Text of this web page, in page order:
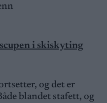
i skiskyting
og det er
blandet stafett, og